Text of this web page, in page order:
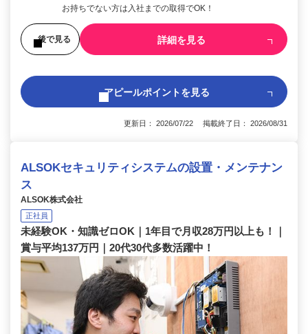
お持ちでない方は入社までの取得でOK！
後で見る 詳細を見る
アピールポイントを見る
更新日： 2026/07/22 掲載終了日： 2026/08/31
ALSOKセキュリティシステムの設置・メンテナン
ス
ALSOK株式会社
正社員
未経験OK・知識ゼロOK｜1年目で月収28万円以上も！｜
賞与平均137万円｜20代30代多数活躍中！